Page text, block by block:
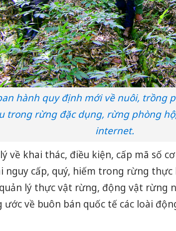
hành quy định mới về nuôi, trồng
trong rừng đặc dụng, rừng phòng
internet.
về khai thác, điều kiện, cấp mã số
nguy cấp, quý, hiếm trong rừng thực
lý thực vật rừng, động vật rừng
ước về buôn bán quốc tế các loài